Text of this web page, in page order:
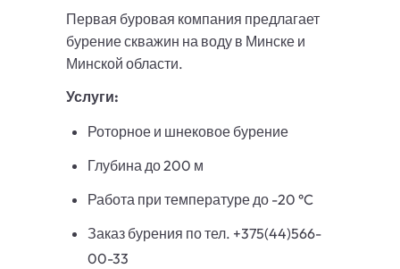
Первая буровая компания предлагает
бурение скважин на воду в Минске и
Минской области.
Услуги:
Роторное и шнековое бурение
Глубина до 200 м
Работа при температуре до -20 °C
Заказ бурения по тел. +375(44)566-
00-33